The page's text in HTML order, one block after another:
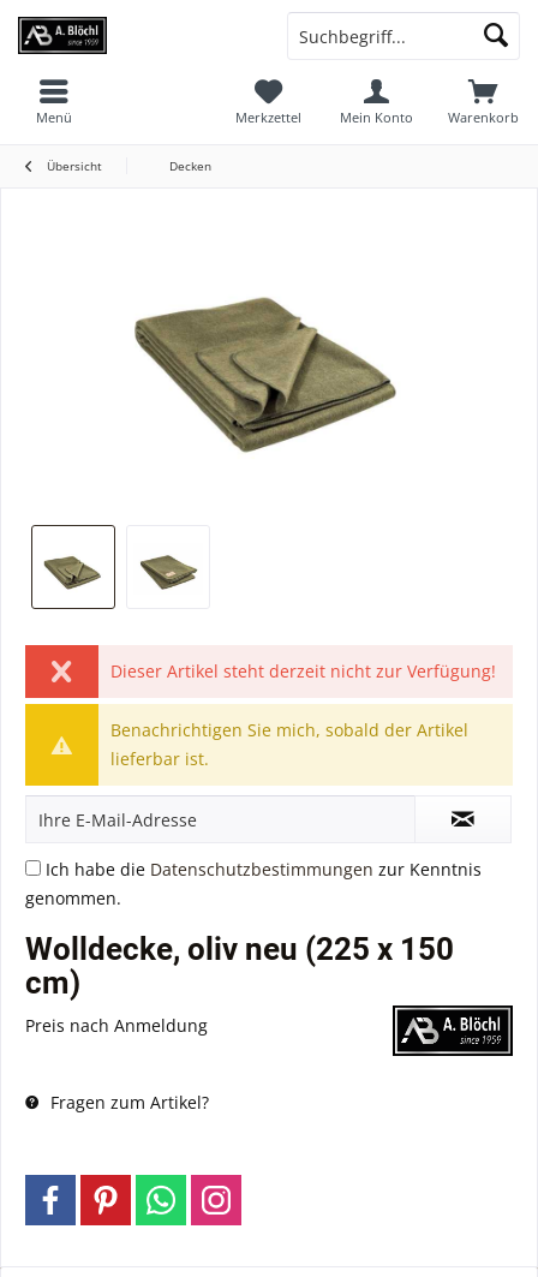
Warenkorb
Merkzettel Mein Konto
Menü
Übersicht Decken
Dieser Artikel steht derzeit nicht zur Verfügung!
Benachrichtigen Sie mich, sobald der Artikel
lieferbar ist.
Ich habe die Datenschutzbestimmungen zur Kenntnis
genommen.
Wolldecke, oliv neu (225 x 150
cm)
Preis nach Anmeldung
Fragen zum Artikel?